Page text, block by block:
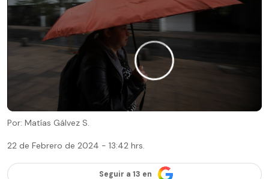
Por: Matías Gálvez S.
22 de Febrero de 2024 - 13:42 hrs.
Seguir a 13 en